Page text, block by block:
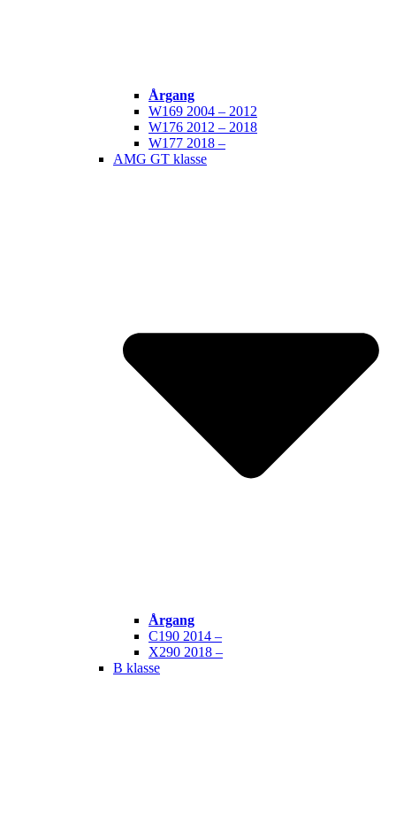
Årgang
W169 2004 – 2012
W176 2012 – 2018
W177 2018 –
AMG GT klasse
Årgang
C190 2014 –
X290 2018 –
B klasse